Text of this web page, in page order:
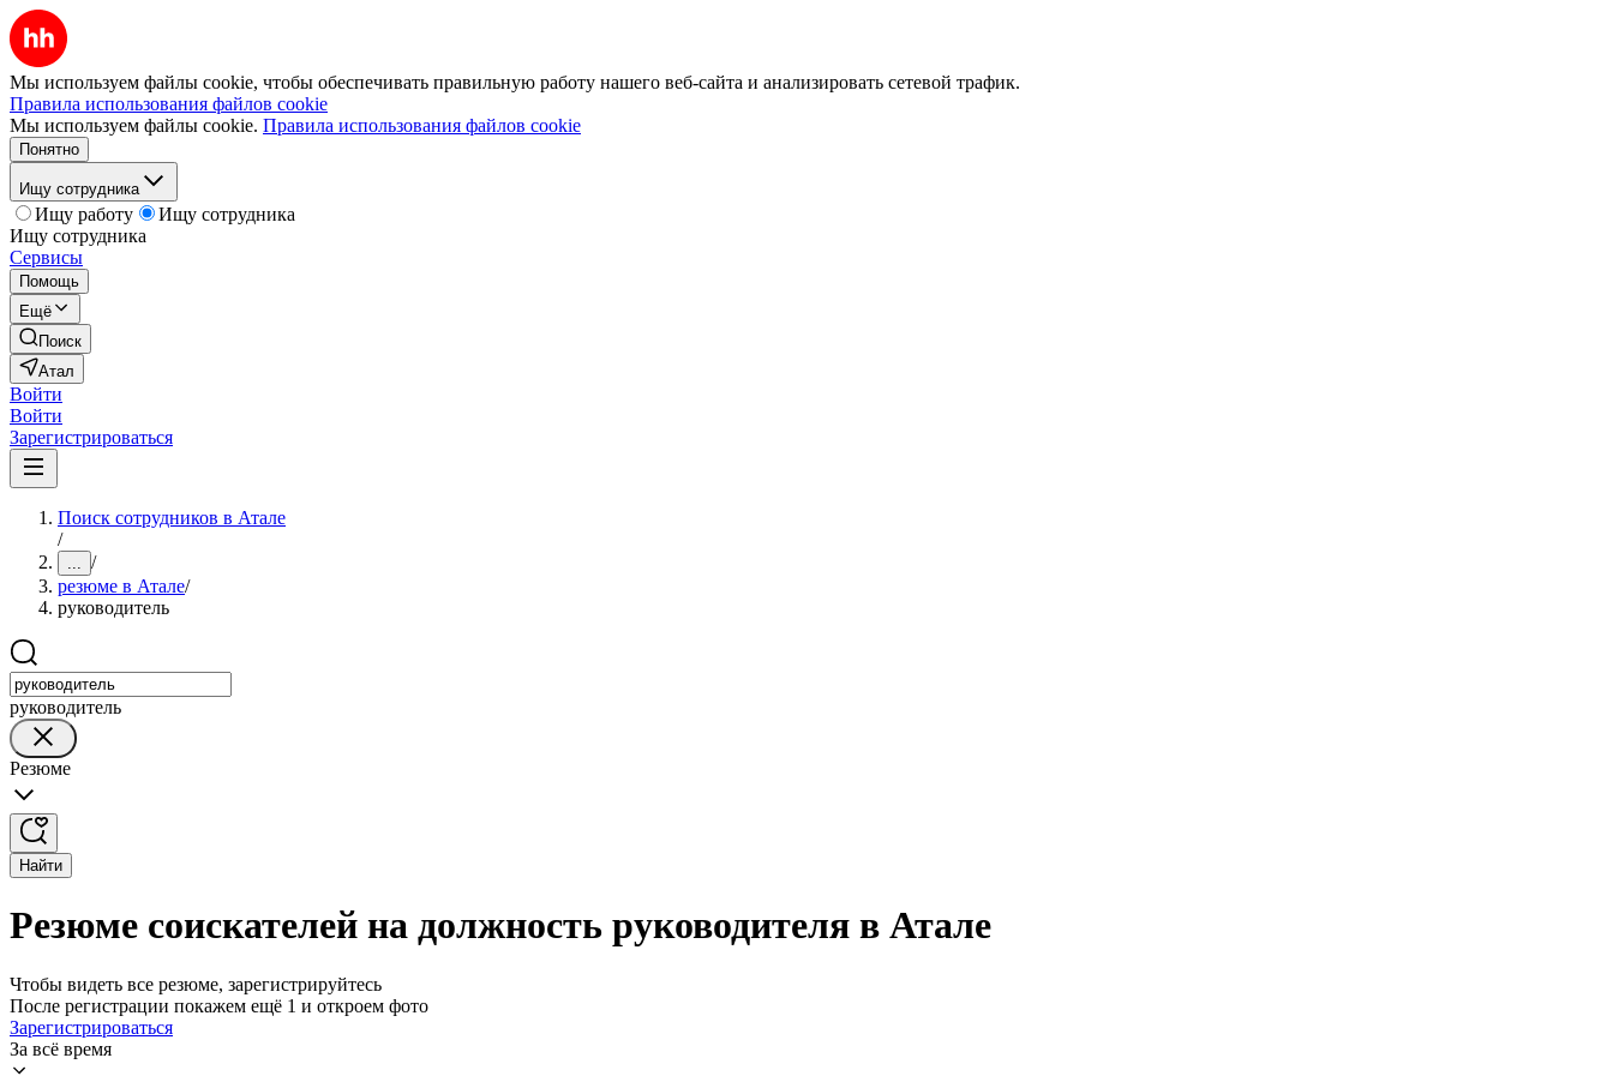
Мы используем файлы cookie, чтобы обеспечивать правильную работу нашего веб-сайта и анализировать сетевой трафик.
Правила использования файлов cookie
Мы используем файлы cookie. Правила использования файлов cookie
Понятно
Ищу сотрудника
Ищу работу
Ищу сотрудника
Ищу сотрудника
Сервисы
Помощь
Ещё
Поиск
Атал
Войти
Войти
Зарегистрироваться
Поиск сотрудников в Атале
/
... /
резюме в Атале/
руководитель
руководитель
Резюме
Найти
Резюме соискателей на должность руководителя в Атале
Чтобы видеть все резюме, зарегистрируйтесь
После регистрации покажем ещё 1 и откроем фото
Зарегистрироваться
За всё время